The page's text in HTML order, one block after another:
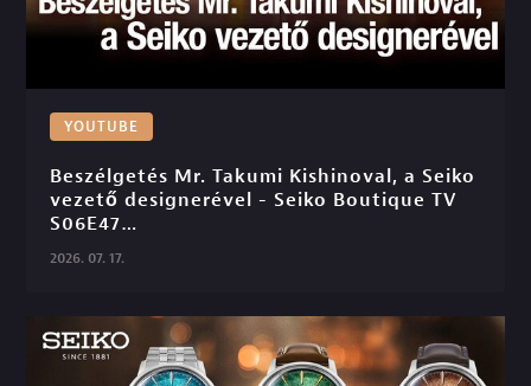
YOUTUBE
Beszélgetés Mr. Takumi Kishinoval, a Seiko
vezető designerével - Seiko Boutique TV
S06E47
2026. 07. 17.